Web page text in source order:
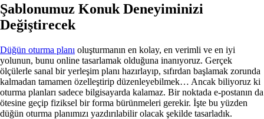
Şablonumuz Konuk Deneyiminizi
Değiştirecek
Düğün oturma planı oluşturmanın en kolay, en verimli ve en iyi
yolunun, bunu online tasarlamak olduğuna inanıyoruz. Gerçek
ölçülerle sanal bir yerleşim planı hazırlayıp, sıfırdan başlamak zorunda
kalmadan tamamen özelleştirip düzenleyebilmek… Ancak biliyoruz ki
oturma planları sadece bilgisayarda kalamaz. Bir noktada e‑postanın da
ötesine geçip fiziksel bir forma bürünmeleri gerekir. İşte bu yüzden
düğün oturma planımızı yazdırılabilir olacak şekilde tasarladık.